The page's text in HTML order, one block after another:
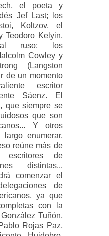
el poeta y
Jef Last; los
Koltzov, el
Teodoro Kelyin,
ruso; los
Cowley y
(Langston
de un momento
escritor
Sáenz. El
que siempre se
que son
Y otros
enumerar,
reúne más de
escritores de
distintas...
comenzar el
de
ya que
con la
Tuñón,
Rojas Paz,